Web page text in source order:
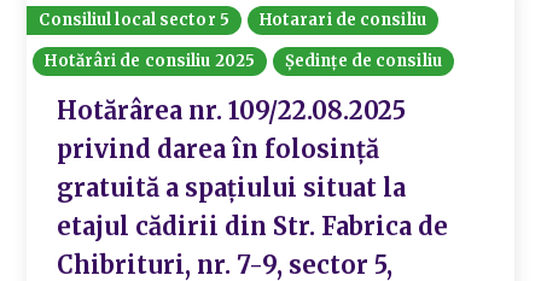
Consiliul local sector 5
Hotarari de consiliu
Hotărâri de consiliu 2025
Ședințe de consiliu
Hotărârea nr. 109/22.08.2025
privind darea în folosință
gratuită a spațiului situat la
etajul cădirii din Str. Fabrica de
Chibrituri, nr. 7-9, sector 5,